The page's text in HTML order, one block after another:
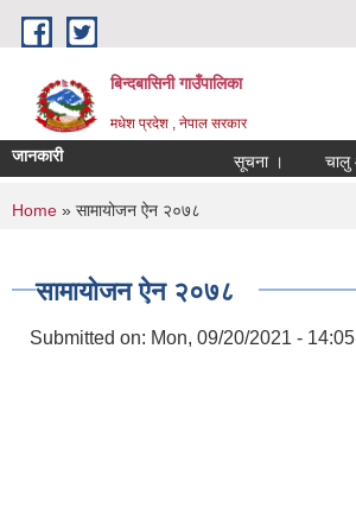
Skip to main content
बिन्दबासिनी गाउँपालिका
मधेश प्रदेश , नेपाल सरकार
जानकारी सूचना ।
You are here
Home » सामायोजन ऐन २०७८
सामायोजन ऐन २०७८
Submitted on: Mon, 09/20/2021 - 14:05